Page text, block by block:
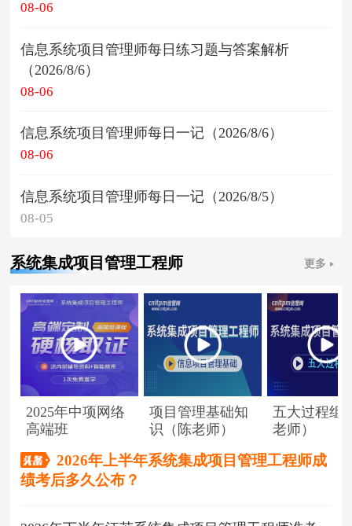
08-06
信息系统项目管理师每日练习题与答案解析
（2026/8/6）
08-06
信息系统项目管理师每日一记（2026/8/6）
08-06
信息系统项目管理师每日一记（2026/8/5）
08-05
系统集成项目管理工程师 更多
2025年中项网络
高端班
项目管理基础知
识（陈老师）
五大过程组
老师）
2026年上半年系统集成项目管理工程师成
绩考后多久公布？